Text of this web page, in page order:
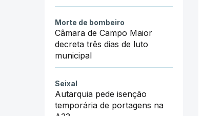
Morte de bombeiro
Câmara de Campo Maior
decreta três dias de luto
municipal
Seixal
Autarquia pede isenção
temporária de portagens na